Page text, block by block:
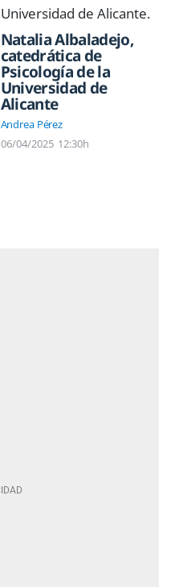
Natalia Albaladejo,
catedrática de
Psicología de la
Universidad de
Alicante
Andrea Pérez
06/04/2025 12:30h